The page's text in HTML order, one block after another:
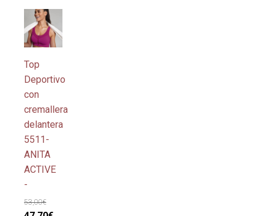
Top
Deportivo
con
cremallera
delantera
5511-
ANITA
ACTIVE
-
53,00€
Este
producto
tiene
múltiples
variantes.
Las
opciones
se
pueden
elegir
en
de